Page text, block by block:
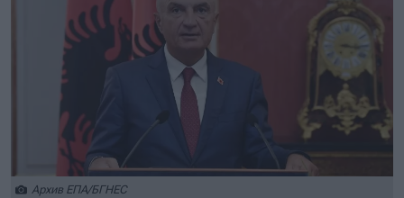
Архив ЕПА/БГНЕС